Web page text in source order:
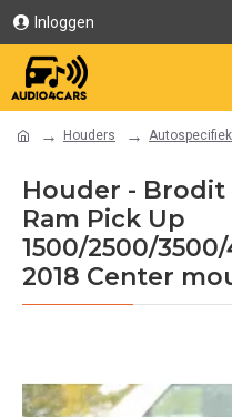
Inloggen
Houders
Houder - Brodit
Ram Pick Up
1500/2500/
2018 Center